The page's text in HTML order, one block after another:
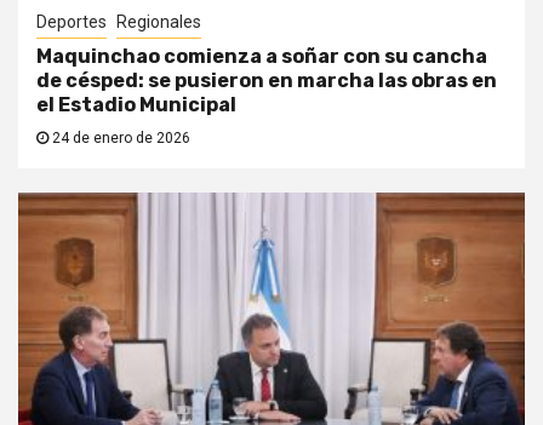
Deportes Regionales
Maquinchao comienza a soñar con su cancha
de césped: se pusieron en marcha las obras en
el Estadio Municipal
24 de enero de 2026